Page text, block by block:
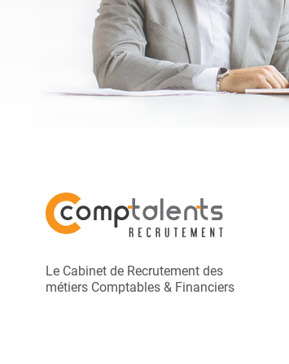
Le Cabinet de Recrutement des
métiers Comptables & Financiers